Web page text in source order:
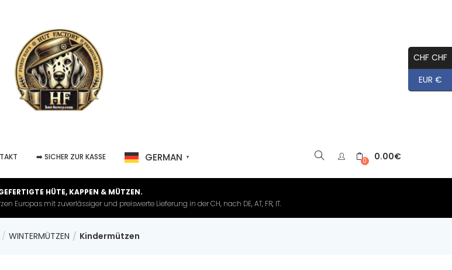
➡️ SICHER ZUR KASSE GERMAN ▼ 0 0.00€
HÜTE, KAPPEN & MÜTZEN.
Europas mit zuverlässiger und preiswerte Lieferung in der CH, nach DE, AT, FR, IT.
WINTERMÜTZEN Kindermützen
CHF CHF
EUR €